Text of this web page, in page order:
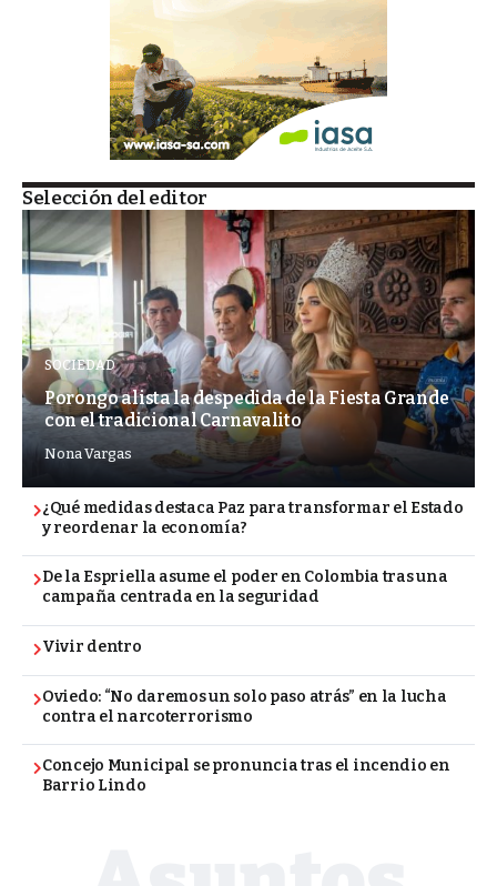
Selección del editor
SOCIEDAD
Porongo alista la despedida de la Fiesta Grande
con el tradicional Carnavalito
Nona Vargas
¿Qué medidas destaca Paz para transformar el Estado
y reordenar la economía?
De la Espriella asume el poder en Colombia tras una
campaña centrada en la seguridad
Vivir dentro
Oviedo: “No daremos un solo paso atrás” en la lucha
contra el narcoterrorismo
Concejo Municipal se pronuncia tras el incendio en
Barrio Lindo